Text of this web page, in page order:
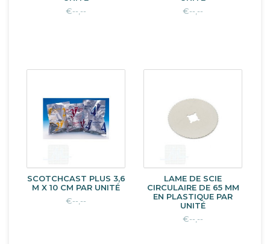
€--,--
€--,--
SCOTCHCAST PLUS 3,6
M X 10 CM PAR UNITÉ
€--,--
LAME DE SCIE
CIRCULAIRE DE 65 MM
EN PLASTIQUE PAR
UNITÉ
€--,--